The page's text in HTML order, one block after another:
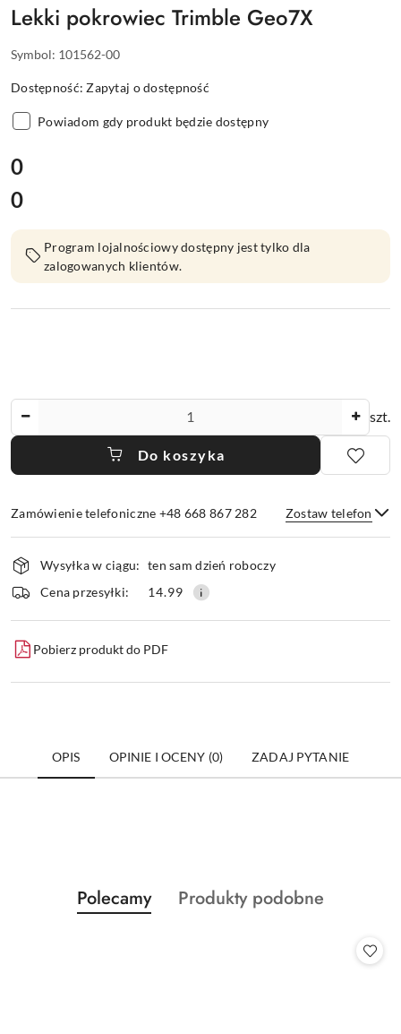
Lekki pokrowiec Trimble Geo7X
Symbol: 101562-00
Dostępność:Zapytaj o dostępność
Powiadom gdy produkt będzie dostępny
cena:
0
Cena:
0
Program lojalnościowy dostępny jest tylko dla
zalogowanych klientów.
szt.
Do koszyka
Zamówienie telefoniczne +48 668 867 282 Zostaw telefon
Wyślij
Dostępność
i
dostawa
Wysyłka w ciągu: ten sam dzień roboczy
Cena przesyłki:
14.99
Pobierz produkt do PDF
OPIS OPINIE I OCENY (0) ZADAJ PYTANIE
Pomiń karuzelę produktów
Produkty
o
Polecamy
Produkty
Produkty podobne